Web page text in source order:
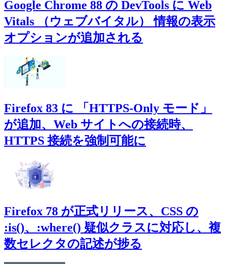
Google Chrome 88 の DevTools に Web
Vitals （ウェブバイタル） 情報の表示
オプションが追加される
Firefox 83 に 「HTTPS-Only モード」
が追加、Web サイトへの接続時、
HTTPS 接続を強制可能に
Firefox 78 が正式リリース、CSS の
:is()、:where() 疑似クラスに対応し、複
数セレクタの記述が捗る